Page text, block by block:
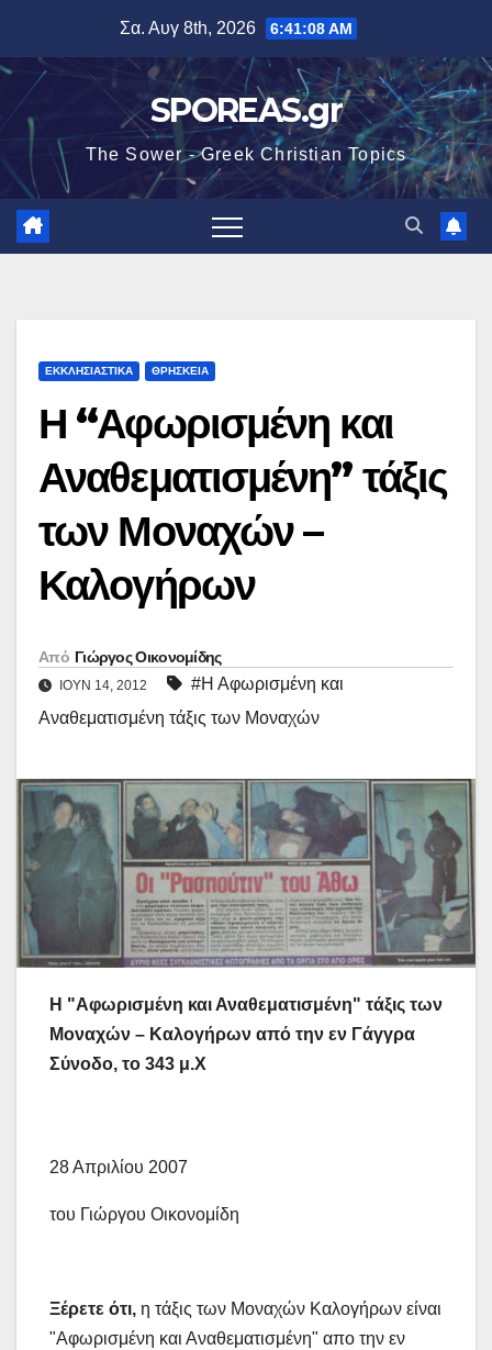
περιεχόμενο
Σα. Αυγ 8th, 2026 6:41:10 AM
SPOREAS.gr
The Sower - Greek Christian Topics
ΕΚΚΛΗΣΙΑΣΤΙΚΑ ΘΡΗΣΚΕΙΑ
Η “Αφωρισμένη και
Αναθεματισμένη” τάξις
των Μοναχών –
Καλογήρων
Από Γιώργος Οικονομίδης
ΙΟΎΝ 14, 2012
#Η Αφωρισμένη και
Αναθεματισμένη τάξις των Μοναχών
Η "Αφωρισμένη και Αναθεματισμένη" τάξις των
Μοναχών – Καλογήρων από την εν Γάγγρα
Σύνοδο, το 343 μ.Χ
28 Απριλίου 2007
του Γιώργου Οικονομίδη
Ξέρετε ότι, η τάξις των Μοναχών Καλογήρων είναι
"Αφωρισμένη και Αναθεματισμένη" απο την εν